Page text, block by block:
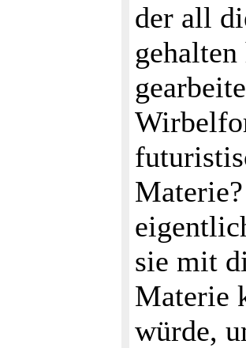
der all
sie mit
Materie
würde,